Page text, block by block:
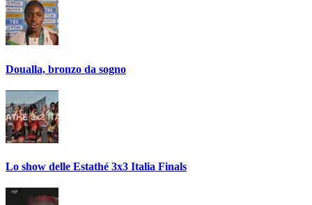
Doualla, bronzo da sogno
Lo show delle Estathé 3x3 Italia Finals